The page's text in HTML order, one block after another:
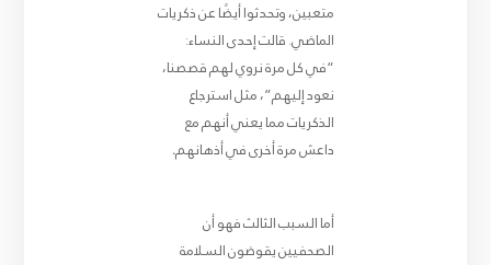
متعبين، وتحدثوا أيضًا عن ذكريات
الماضي. قالت إحدى النساء:
“في كل مرة نروي لهم قصصنا،
نعود إليهم”، مثل استرجاع
الذكريات مما يعني أنهم مع
داعش مرة أخرى في أذهانهم.
أما السبب الثالث فهو أن
الصحفيين يقوضون السلامة